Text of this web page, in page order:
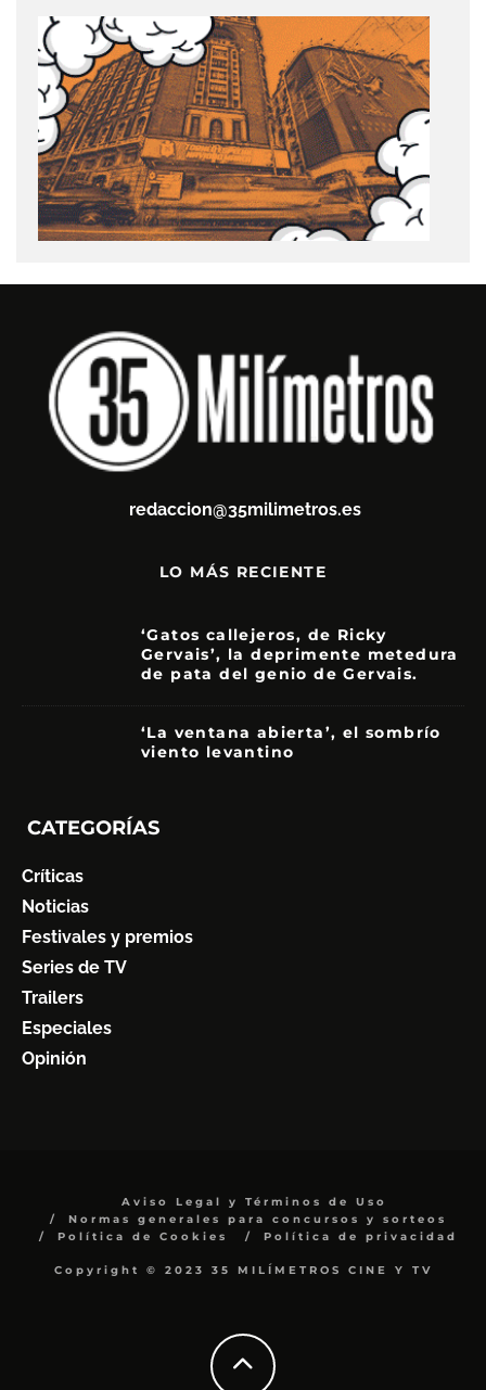
redaccion@35milimetros.es
LO MÁS RECIENTE
‘Gatos callejeros, de Ricky
Gervais’, la deprimente metedura
de pata del genio de Gervais.
‘La ventana abierta’, el sombrío
viento levantino
CATEGORÍAS
Críticas
Noticias
Festivales y premios
Series de TV
Trailers
Especiales
Opinión
Aviso Legal y Términos de Uso
Normas generales para concursos y sorteos
Política de Cookies
Política de privacidad
Copyright © 2023 35 MILÍMETROS CINE Y TV